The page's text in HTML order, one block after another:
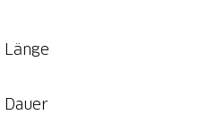
Länge
Dauer